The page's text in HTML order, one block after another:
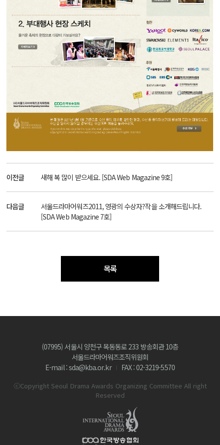
이전글 새해 복 많이 받으세요. [SDA Web Magazine 9호]
다음글
서울드라마어워즈2011, 영광의 수상자?작을 소개해드립니다.
[SDA Web Magazine 7호]
목록
(07995) 서울시 양천구 목동동로 233 방송회관 10층
서울드라마어워즈조직위원회
E-mail : sda@kba.or.kr
FAX : 02-3219-5570
ⓒCopyright Seoul Drama Awards Organizing Committee All right
Reserved